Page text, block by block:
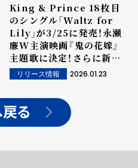
King & Prince 18枚目
のシングル「Waltz for
Lily」が3/25に発売！永瀬
廉W主演映画『鬼の花嫁』
主題歌に決定！さらに新ア
ーティスト写真も公開！
リリース情報 2026.01.23
る